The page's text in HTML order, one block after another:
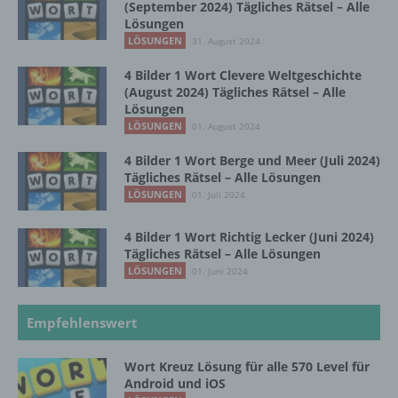
(September 2024) Tägliches Rätsel – Alle
Lösungen
LÖSUNGEN 31. August 2024
4 Bilder 1 Wort Clevere Weltgeschichte
(August 2024) Tägliches Rätsel – Alle
Lösungen
LÖSUNGEN 01. August 2024
4 Bilder 1 Wort Berge und Meer (Juli 2024)
Tägliches Rätsel – Alle Lösungen
LÖSUNGEN 01. Juli 2024
4 Bilder 1 Wort Richtig Lecker (Juni 2024)
Tägliches Rätsel – Alle Lösungen
LÖSUNGEN 01. Juni 2024
Empfehlenswert
Wort Kreuz Lösung für alle 570 Level für
Android und iOS
Registrierung auf unserer Internetseite
Die betroffene Person hat die Möglichkeit, sich auf
der Internetseite des für die Verarbeitung
Verantwortlichen unter Angabe von
personenbezogenen Daten zu registrieren.
Welche personenbezogenen Daten dabei an den
für die Verarbeitung Verantwortlichen übermittelt
werden, ergibt sich aus der jeweiligen
Eingabemaske, die für die Registrierung
verwendet wird. Die von der betroffenen Person
eingegebenen personenbezogenen Daten werden
ausschließlich für die interne Verwendung bei dem
für die Verarbeitung Verantwortlichen und für
eigene Zwecke erhoben und gespeichert. Der für
Weitergabe an einen oder mehrere
Auftragsverarbeiter, beispielsweise einen
personenbezogenen Daten ebenfalls
ausschließlich für eine interne Verwendung, die